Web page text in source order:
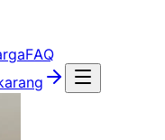
FAQ